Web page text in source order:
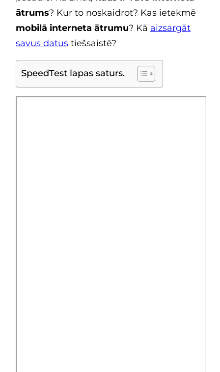
ātrums? Kur to noskaidrot? Kas ietekmē
mobilā interneta ātrumu? Kā aizsargāt
savus datus tiešsaistē?
SpeedTest lapas saturs.